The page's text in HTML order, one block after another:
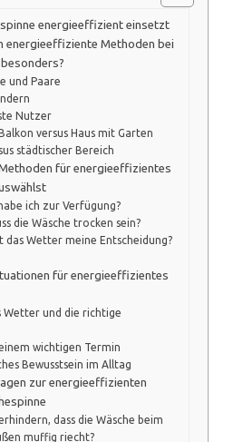
energieeffizient einsetzt
energieeffiziente Methoden bei
und Paare
Nutzer
versus Haus mit Garten
städtischer Bereich
für energieeffizientes
ich zur Verfügung?
die Wäsche trocken sein?
das Wetter meine Entscheidung?
für energieeffizientes
Wetter und die richtige
wichtigen Termin
Bewusstsein im Alltag
zur energieeffizienten
dass die Wäsche beim
muffig riecht?